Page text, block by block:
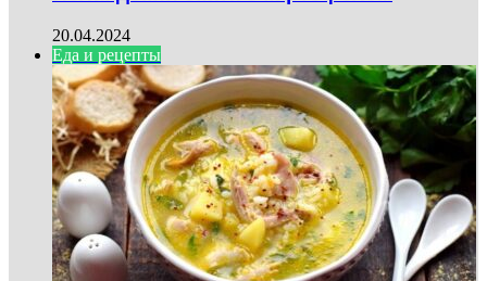
20.04.2024
Еда и рецепты